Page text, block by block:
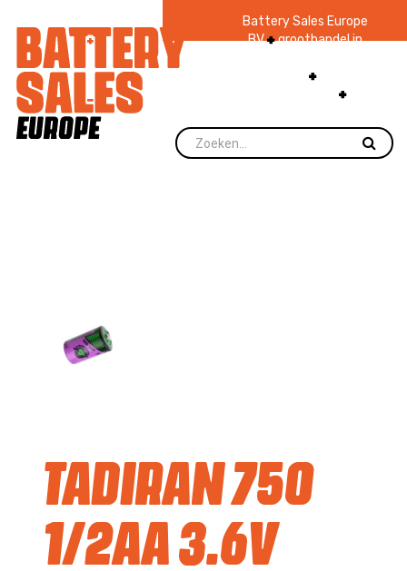
Battery Sales Europe
BV groothandel in
zaklampen Ruim 48
jaar ervaring
voorraad.
Tadiran 750
1/2AA 3.6v